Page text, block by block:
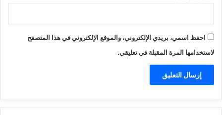
احفظ اسمي، بريدي الإلكتروني، والموقع الإلكتروني في هذا المتصفح
لاستخدامها المرة المقبلة في تعليقي.